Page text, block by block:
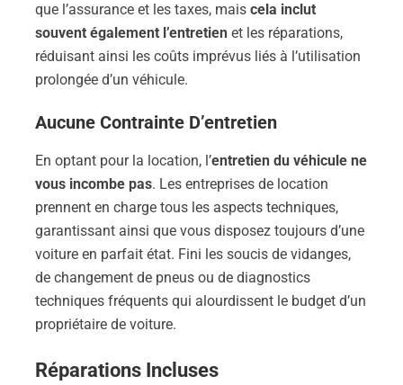
que l’assurance et les taxes, mais cela inclut
souvent également l’entretien et les réparations,
réduisant ainsi les coûts imprévus liés à l’utilisation
prolongée d’un véhicule.
Aucune Contrainte D’entretien
En optant pour la location, l’entretien du véhicule ne
vous incombe pas. Les entreprises de location
prennent en charge tous les aspects techniques,
garantissant ainsi que vous disposez toujours d’une
voiture en parfait état. Fini les soucis de vidanges,
de changement de pneus ou de diagnostics
techniques fréquents qui alourdissent le budget d’un
propriétaire de voiture.
Réparations Incluses